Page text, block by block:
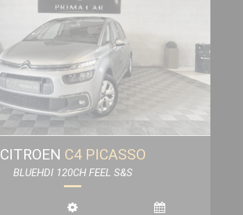
CITROEN C4 PICASSO
BLUEHDI 120CH FEEL S&S